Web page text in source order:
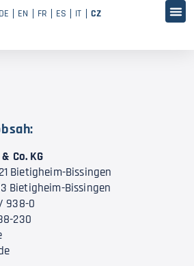
DE EN FR ES IT CZ
Co. KG
Bietigheim-Bissingen
Bietigheim-Bissingen
938-0
230